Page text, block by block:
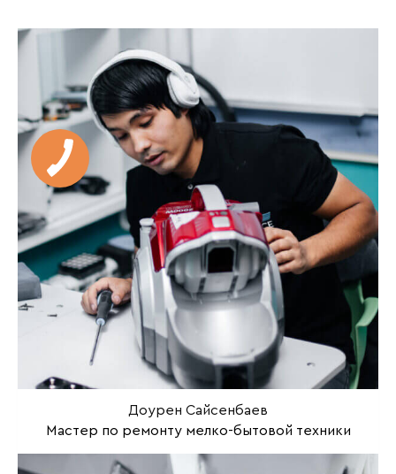
Доурен Сайсенбаев
Мастер по ремонту мелко-бытовой техники